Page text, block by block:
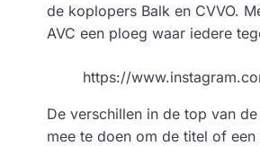
de koplopers Balk en CVVO.
AVC een ploeg waar iedere
https://
De verschillen in de top van
mee te doen om de titel of